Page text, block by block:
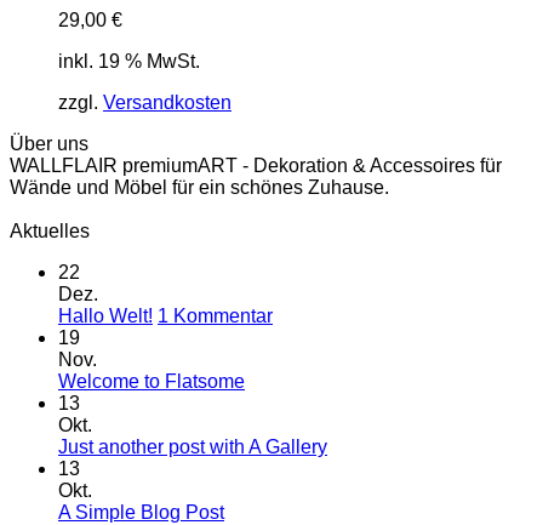
29,00 €
inkl. 19 % MwSt.
zzgl. Versandkosten
Über uns
WALLFLAIR premiumART - Dekoration & Accessoires für
Wände und Möbel für ein schönes Zuhause.
Aktuelles
22
Dez.
Hallo Welt! 1 Kommentarzu
19
Nov.
Welcome to FlatsomeKeine
Welcome
13
Okt.
Just another post with A GalleryKeine
13
Okt.
A Simple Blog PostKeine